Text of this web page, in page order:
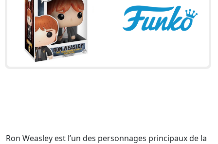
Ron Weasley est l’un des personnages principaux de la